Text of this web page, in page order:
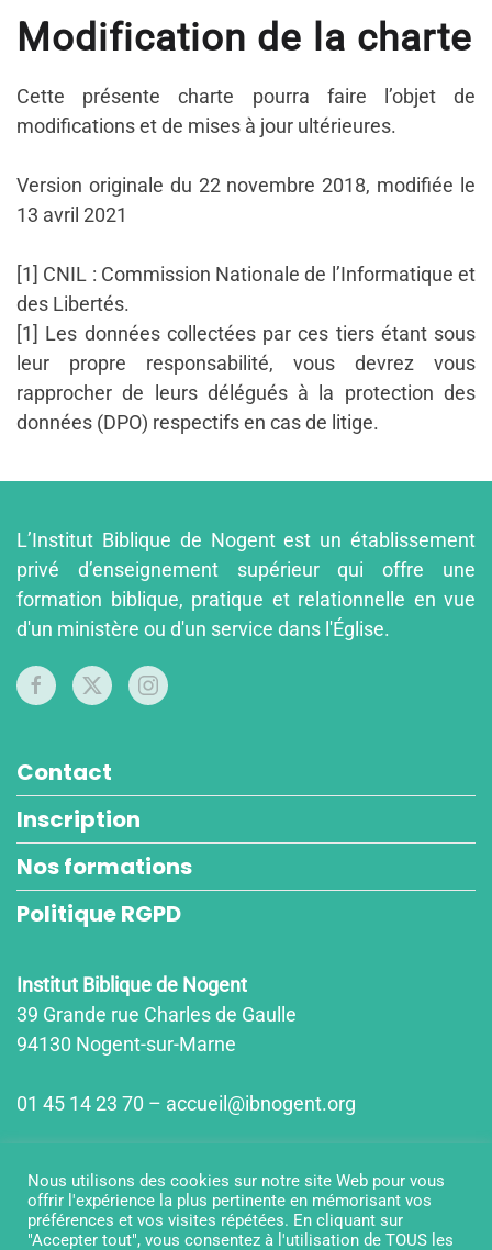
Modification de la charte
Cette présente charte pourra faire l’objet de
modifications et de mises à jour ultérieures.
Version originale du 22 novembre 2018, modifiée le
13 avril 2021
[1] CNIL : Commission Nationale de l’Informatique et
des Libertés.
[1] Les données collectées par ces tiers étant sous
leur propre responsabilité, vous devrez vous
rapprocher de leurs délégués à la protection des
données (DPO) respectifs en cas de litige.
L’Institut Biblique de Nogent est un établissement
privé d’enseignement supérieur qui offre une
formation biblique, pratique et relationnelle en vue
d'un ministère ou d'un service dans l'Église.
Contact
Inscription
Nos formations
Politique RGPD
Institut Biblique de Nogent
39 Grande rue Charles de Gaulle
94130 Nogent-sur-Marne
01 45 14 23 70 – accueil@ibnogent.org
lun-jeu : 9h15-12h15/14h00-18h00
ven : 9h15-12h15/14h00-17h00
Nous utilisons des cookies sur notre site Web pour vous
offrir l'expérience la plus pertinente en mémorisant vos
préférences et vos visites répétées. En cliquant sur
"Accepter tout", vous consentez à l'utilisation de TOUS les